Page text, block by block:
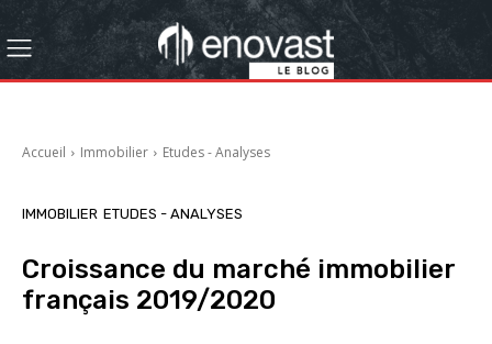
Accueil Immobilier Etudes - Analyses
IMMOBILIER ETUDES - ANALYSES
Croissance du marché immobilier
français 2019/2020